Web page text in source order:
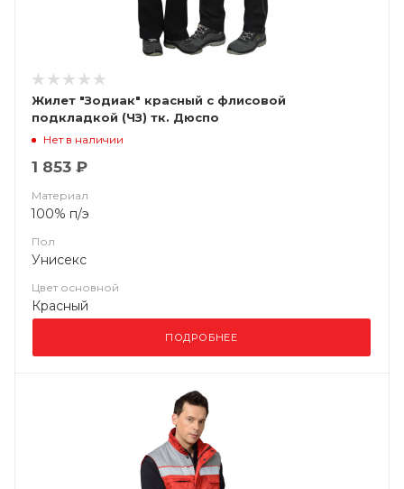
Жилет "Зодиак" красный с флисовой
подкладкой (ЧЗ) тк. Дюспо
Нет в наличии
1 853 ₽
Материал
100% п/э
Пол
Унисекс
Цвет основной
Красный
ПОДРОБНЕЕ